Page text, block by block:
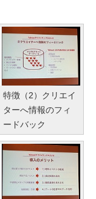
特徴（2）クリエイ
ターへ情報のフィ
ードバック